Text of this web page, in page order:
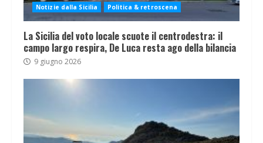
Notizie dalla Sicilia Politica & retroscena
La Sicilia del voto locale scuote il centrodestra: il
campo largo respira, De Luca resta ago della bilancia
9 giugno 2026